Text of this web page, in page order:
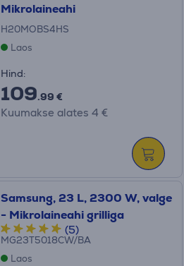
Mikrolaineahi
H20MOBS4HS
Laos
Hind:
109.99 €
Kuumakse alates 4 €
Samsung, 23 L, 2300 W, valge
- Mikrolaineahi grilliga
(5)
MG23T5018CW/BA
Laos